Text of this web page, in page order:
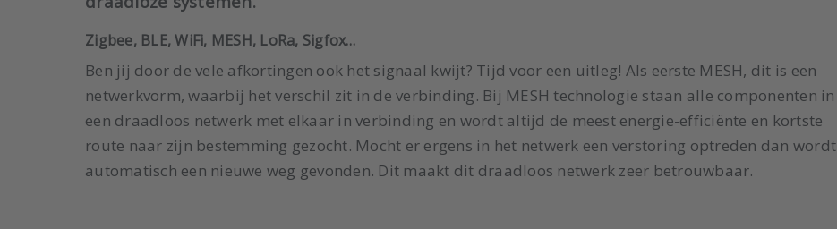
Zigbee, BLE, WiFi, MESH, LoRa, Sigfox…
Ben jij door de vele afkortingen ook het signaal kwijt? Tijd voor een uitleg! Als eerste MESH, dit is een
netwerkvorm, waarbij het verschil zit in de verbinding. Bij MESH technologie staan alle componenten in
een draadloos netwerk met elkaar in verbinding en wordt altijd de meest energie-efficiënte en kortste
route naar zijn bestemming gezocht. Mocht er ergens in het netwerk een verstoring optreden dan wordt
automatisch een nieuwe weg gevonden. Dit maakt dit draadloos netwerk zeer betrouwbaar.